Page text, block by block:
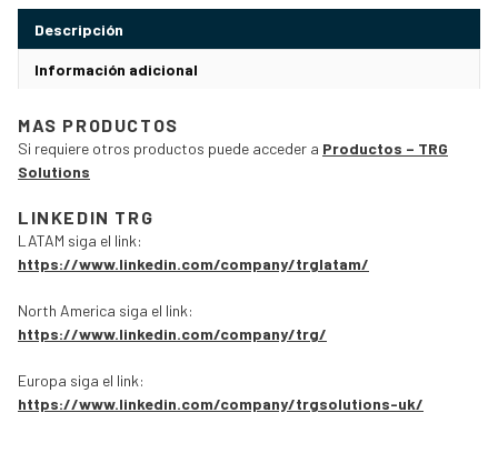
Descripción
Información adicional
MAS PRODUCTOS
Si requiere otros productos puede acceder a Productos – TRG
Solutions
LINKEDIN TRG
LATAM siga el link:
https://www.linkedin.com/company/trglatam/
North America siga el link:
https://www.linkedin.com/company/trg/
Europa siga el link:
https://www.linkedin.com/company/trgsolutions-uk/